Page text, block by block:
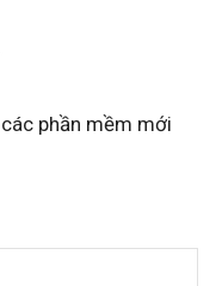
phần mềm mới